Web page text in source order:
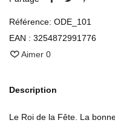
Référence: ODE_101
EAN : 3254872991776
Aimer 0
Description
Le Roi de la Fête. La